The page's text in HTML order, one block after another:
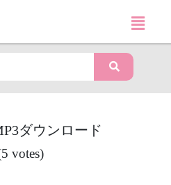
ダウンロード
votes)